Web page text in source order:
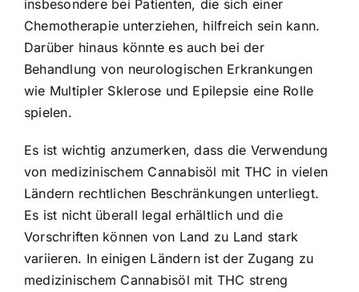
insbesondere bei Patienten, die sich einer
Chemotherapie unterziehen, hilfreich sein kann.
Darüber hinaus könnte es auch bei der
Behandlung von neurologischen Erkrankungen
wie Multipler Sklerose und Epilepsie eine Rolle
spielen.
Es ist wichtig anzumerken, dass die Verwendung
von medizinischem Cannabisöl mit THC in vielen
Ländern rechtlichen Beschränkungen unterliegt.
Es ist nicht überall legal erhältlich und die
Vorschriften können von Land zu Land stark
variieren. In einigen Ländern ist der Zugang zu
medizinischem Cannabisöl mit THC streng